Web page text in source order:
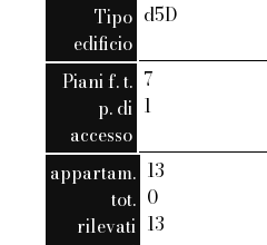
Tipo
edificio
d5D
Piani f. t.
p. di
accesso
7
1
appartam.
tot.
rilevati
13
0
13